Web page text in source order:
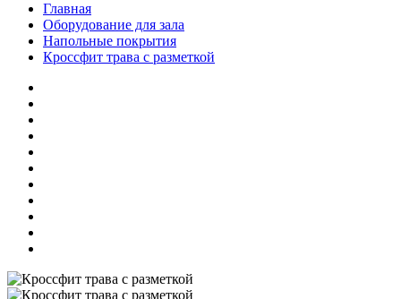
Главная
Оборудование для зала
Напольные покрытия
Кроссфит трава с разметкой